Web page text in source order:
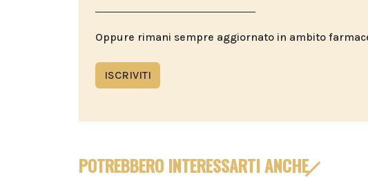
Oppure rimani sempre aggiornato in ambito
ISCRIVITI
POTREBBERO INTERESSARTI ANCHE